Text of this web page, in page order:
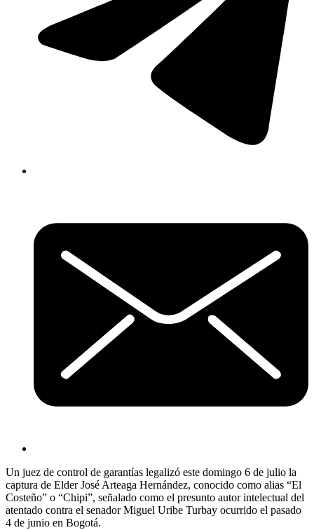
Un juez de control de garantías legalizó este domingo 6 de julio la
captura de Elder José Arteaga Hernández, conocido como alias “El
Costeño” o “Chipi”, señalado como el presunto autor intelectual del
atentado contra el senador Miguel Uribe Turbay ocurrido el pasado
4 de junio en Bogotá.